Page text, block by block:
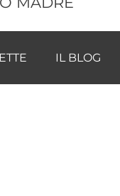
IL BLOG